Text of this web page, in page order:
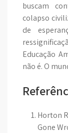
buscam
colapso
de
Educação
não é. O
Horton
Gone